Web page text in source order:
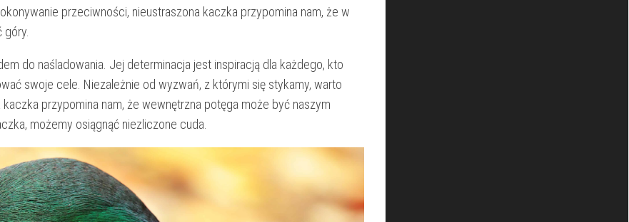
przeciwności, nieustraszona kaczka przypomina nam, że w⁢
do naśladowania. Jej determinacja jest ‌inspiracją dla każdego, ‌kto
swoje cele. Niezależnie od⁢ wyzwań, z którymi się stykamy, warto
przypomina nam, że ⁢wewnętrzna potęga może być naszym
możemy osiągnąć niezliczone cuda.